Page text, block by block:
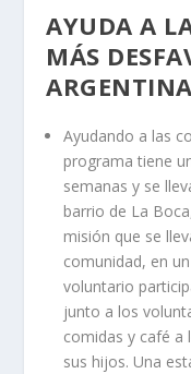
AYUDA A
MÁS
ARGENTINA
Ayudando a las
programa tiene
semanas y se
barrio de La
misión que se
comunidad, en
voluntario
junto a los
comidas y café a
sus hijos. Una